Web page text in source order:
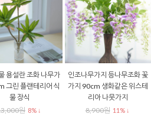
용설란 조화 나무가
그린 플랜테리어 식
물 장식
원 8% ↓
인조나무가지 등나무조화 꽃
가지 90cm 생화같은 위스테
리아 나뭇가지
8,900원 11% ↓